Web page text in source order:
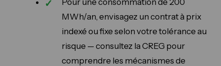
Pour une consommation de 200
MWh/an, envisagez un contrat à prix
indexé ou fixe selon votre tolérance au
risque — consultez la CREG pour
comprendre les mécanismes de